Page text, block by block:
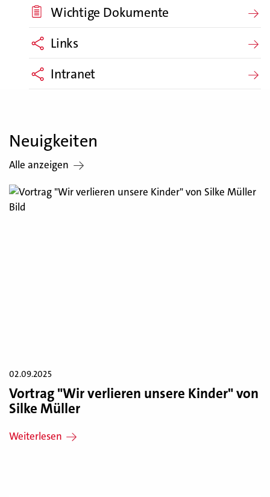
Wichtige Dokumente
Links
Intranet
Neuigkeiten
Alle anzeigen
02.09.2025
Vortrag "Wir verlieren unsere Kinder" von
Silke Müller
Weiterlesen